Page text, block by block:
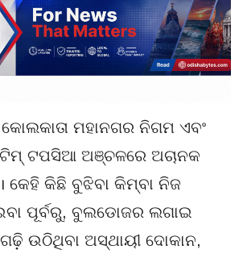
କୋଲକାତା ମହାନଗର ନିଗମ ଏବଂ
ଟପସିଆ ଅଞ୍ଚଳରେ ଅଚାନକ
କେହି କିଛି ବୁଝିବା କିମ୍ବା ନିଜ
ପୂର୍ବରୁ, ବୁଲଡୋଜର ଲଗାଇ
ଉଠିଥିବା ଅସ୍ଥାୟୀ ଦୋକାନ,